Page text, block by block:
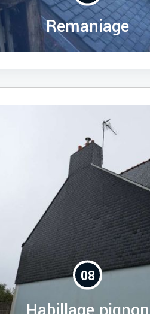
Remaniage
08
Habillage pignon